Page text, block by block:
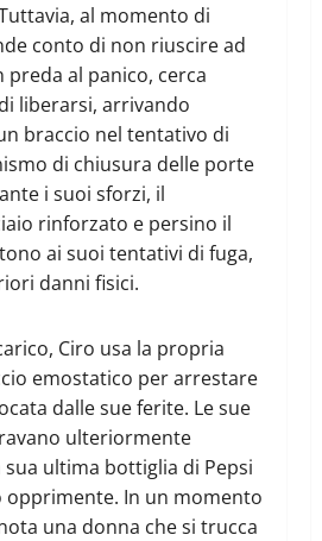
al momento di
conto di non riuscire ad
al panico, cerca
liberarsi, arrivando
braccio nel tentativo di
di chiusura delle porte
i suoi sforzi, il
rinforzato e persino il
ai suoi tentativi di fuga,
danni fisici.
Ciro usa la propria
emostatico per arrestare
dalle sue ferite. Le sue
ulteriormente
ultima bottiglia di Pepsi
opprimente. In un momento
una donna che si trucca